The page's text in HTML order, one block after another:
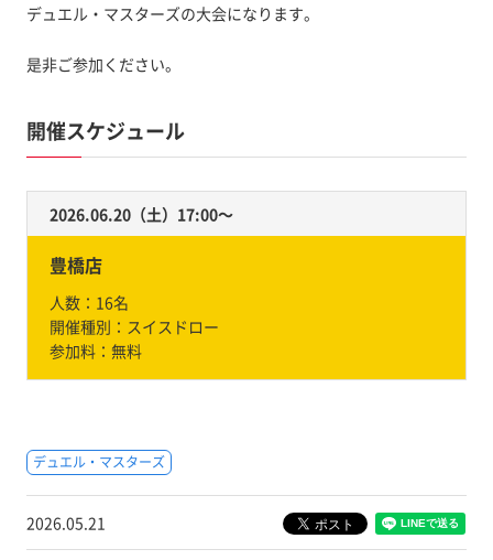
デュエル・マスターズの大会になります。
是非ご参加ください。
開催スケジュール
2026.06.20（土）17:00〜
豊橋店
人数： 16名
開催種別： スイスドロー
参加料： 無料
デュエル・マスターズ
2026.05.21